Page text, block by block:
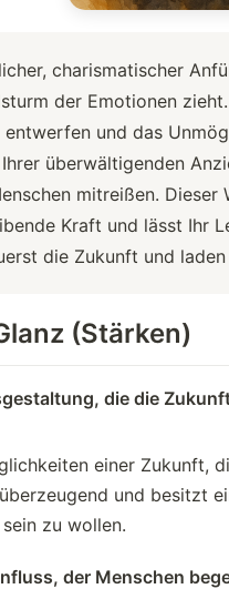
charismatischer
der Emotionen
und das
überwältigenden
mitreißen.
Kraft und lässt Ihr
die Zukunft und
(Stärken)
die die
einer Zukunft,
und besitzt
zu wollen.
der Menschen